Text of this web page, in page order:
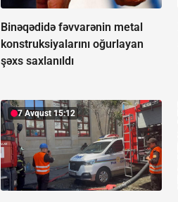
Binəqədidə fəvvarənin metal
konstruksiyalarını oğurlayan
şəxs saxlanıldı
7 Avqust 15:12